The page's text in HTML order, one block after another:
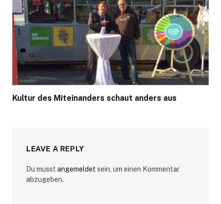
Kultur des Miteinanders schaut anders aus
LEAVE A REPLY
Du musst angemeldet sein, um einen Kommentar
abzugeben.